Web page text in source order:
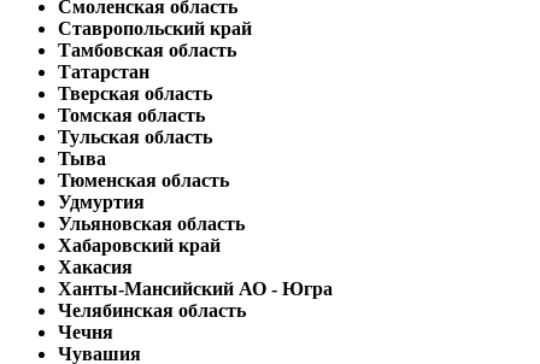
Смоленская область
Ставропольский край
Тамбовская область
Татарстан
Тверская область
Томская область
Тульская область
Тыва
Тюменская область
Удмуртия
Ульяновская область
Хабаровский край
Хакасия
Ханты-Мансийский АО - Югра
Челябинская область
Чечня
Чувашия